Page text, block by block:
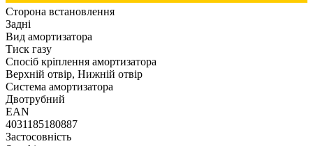
Сторона встановлення
Задні
Вид амортизатора
Тиск газу
Спосіб кріплення амортизатора
Верхній отвір, Нижній отвір
Система амортизатора
Двотрубний
EAN
4031185180887
Застосовність